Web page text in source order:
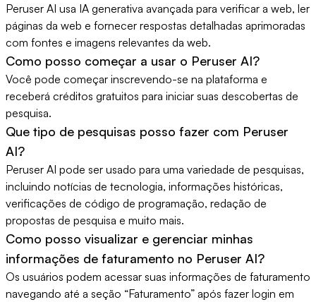
Peruser AI usa IA generativa avançada para verificar a web, ler
páginas da web e fornecer respostas detalhadas aprimoradas
com fontes e imagens relevantes da web.
Como posso começar a usar o Peruser AI?
Você pode começar inscrevendo-se na plataforma e
receberá créditos gratuitos para iniciar suas descobertas de
pesquisa.
Que tipo de pesquisas posso fazer com Peruser
AI?
Peruser AI pode ser usado para uma variedade de pesquisas,
incluindo notícias de tecnologia, informações históricas,
verificações de código de programação, redação de
propostas de pesquisa e muito mais.
Como posso visualizar e gerenciar minhas
informações de faturamento no Peruser AI?
Os usuários podem acessar suas informações de faturamento
navegando até a seção “Faturamento” após fazer login em